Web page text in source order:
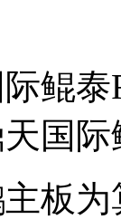
鲲
国
板为